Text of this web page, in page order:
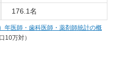
176.1名
医師・歯科医師・薬剤師統計の概
10万対）